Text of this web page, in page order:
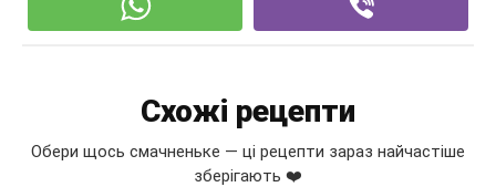
Схожі рецепти
Обери щось смачненьке — ці рецепти зараз найчастіше
зберігають ❤️